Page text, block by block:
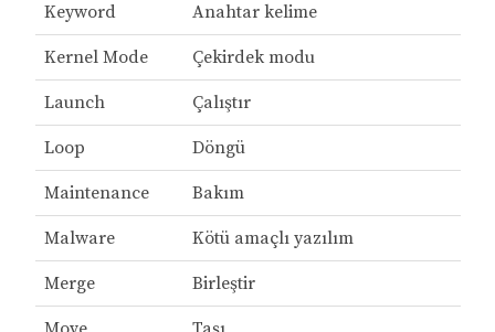
Keyword Anahtar kelime
Kernel Mode Çekirdek modu
Launch Çalıştır
Loop Döngü
Maintenance Bakım
Malware Kötü amaçlı yazılım
Merge Birleştir